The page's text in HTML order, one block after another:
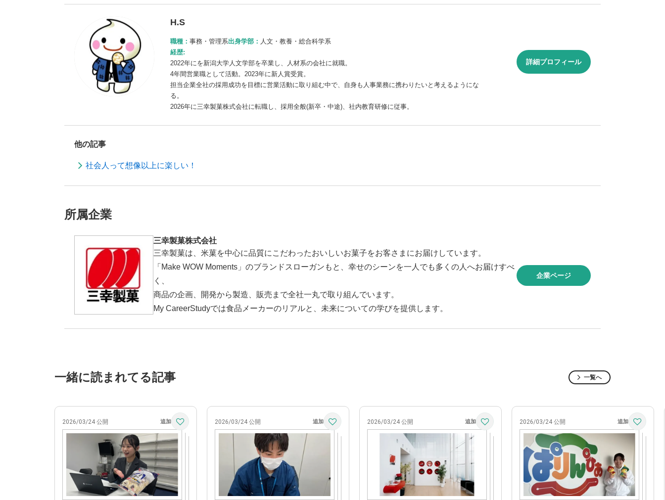
H.S
職種： 事務・管理系出身学部： 人文・教養・総合科学系
経歴:
2022年にを新潟大学人文学部を卒業し、人材系の会社に就職。
4年間営業職として活動。2023年に新人賞受賞。
担当企業全社の採用成功を目標に営業活動に取り組む中で、自身も人事業務に携わりたいと考えるようにな
る。
2026年に三幸製菓株式会社に転職し、採用全般(新卒・中途)、社内教育研修に従事。
詳細プロフィール
他の記事
社会人って想像以上に楽しい！
所属企業
三幸製菓株式会社
三幸製菓は、米菓を中心に品質にこだわったおいしいお菓子をお客さまにお届けしています。
「Make WOW Moments」のブランドスローガンもと、幸せのシーンを一人でも多くの人へお届けすべ
く、
商品の企画、開発から製造、販売まで全社一丸で取り組んでいます。
My CareerStudyでは食品メーカーのリアルと、未来についての学びを提供します。
企業ページ
一緒に読まれてる記事 一覧へ
2026/03/24 公開 2026/03/24 公開 2026/03/24 公開 2026/03/24 公開